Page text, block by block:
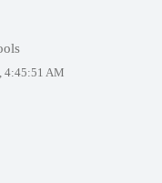
4:45:51 AM